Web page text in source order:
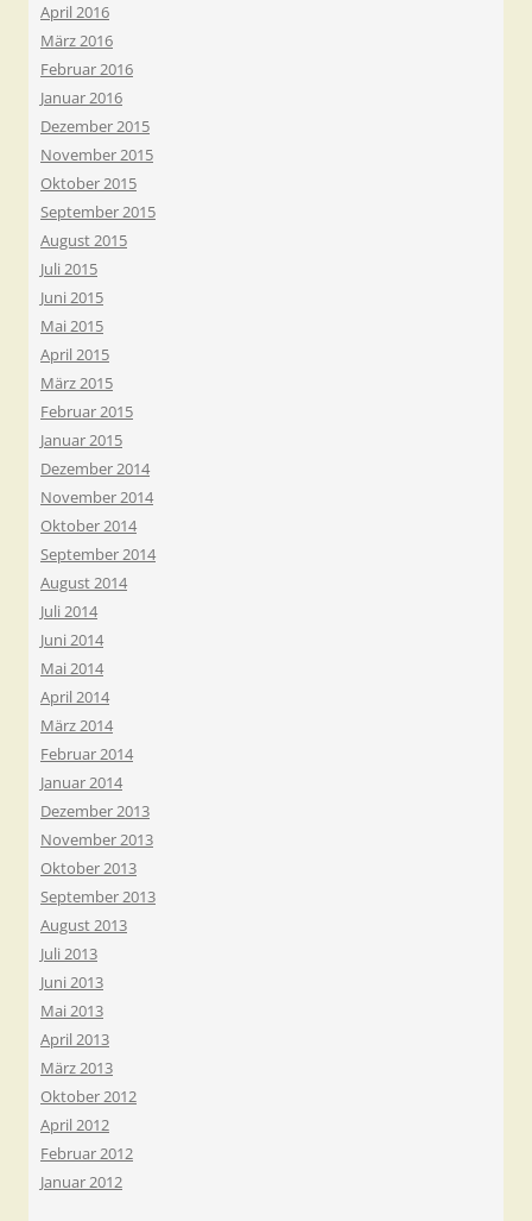
April 2016
März 2016
Februar 2016
Januar 2016
Dezember 2015
November 2015
Oktober 2015
September 2015
August 2015
Juli 2015
Juni 2015
Mai 2015
April 2015
März 2015
Februar 2015
Januar 2015
Dezember 2014
November 2014
Oktober 2014
September 2014
August 2014
Juli 2014
Juni 2014
Mai 2014
April 2014
März 2014
Februar 2014
Januar 2014
Dezember 2013
November 2013
Oktober 2013
September 2013
August 2013
Juli 2013
Juni 2013
Mai 2013
April 2013
März 2013
Oktober 2012
April 2012
Februar 2012
Januar 2012